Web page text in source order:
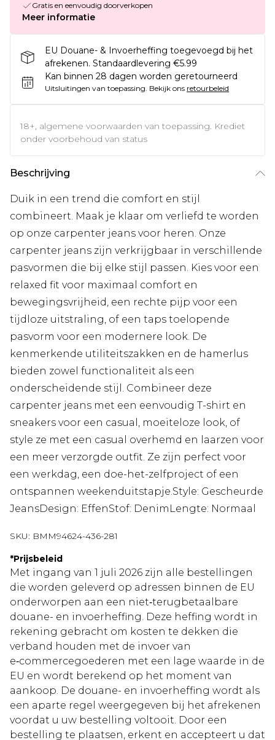
Gratis en eenvoudig doorverkopen
Meer informatie
EU Douane- & Invoerheffing toegevoegd bij het
afrekenen. Standaardlevering €5.99
Kan binnen 28 dagen worden geretourneerd
Uitsluitingen van toepassing. Bekijk ons retourbeleid
18+, algemene voorwaarden van toepassing. Krediet
onder voorbehoud van status
Beschrijving
Duik in een trend die comfort en stijl
combineert. Maak je klaar om verliefd te worden
op onze carpenter jeans voor heren. Onze
carpenter jeans zijn verkrijgbaar in verschillende
pasvormen die bij elke stijl passen. Kies voor een
relaxed fit voor maximaal comfort en
bewegingsvrijheid, een rechte pijp voor een
tijdloze uitstraling, of een taps toelopende
pasvorm voor een modernere look. De
kenmerkende utiliteitszakken en de hamerlus
bieden zowel functionaliteit als een
onderscheidende stijl. Combineer deze
carpenter jeans met een eenvoudig T-shirt en
sneakers voor een casual, moeiteloze look, of
style ze met een casual overhemd en laarzen voor
een meer verzorgde outfit. Ze zijn perfect voor
een werkdag, een doe-het-zelfproject of een
ontspannen weekenduitstapje.Style: Gescheurde
JeansDesign: EffenStof: DenimLengte: Normaal
SKU: BMM94624-436-281
*Prijsbeleid
Met ingang van 1 juli 2026 zijn alle bestellingen
die worden geleverd op adressen binnen de EU
onderworpen aan een niet‑terugbetaalbare
douane- en invoerheffing. Deze heffing wordt in
rekening gebracht om kosten te dekken die
verband houden met de invoer van
e‑commercegoederen met een lage waarde in de
EU en wordt berekend op het moment van
aankoop. De douane- en invoerheffing wordt als
een aparte regel weergegeven bij het afrekenen
voordat u uw bestelling voltooit. Door een
bestelling te plaatsen, erkent en accepteert u dat